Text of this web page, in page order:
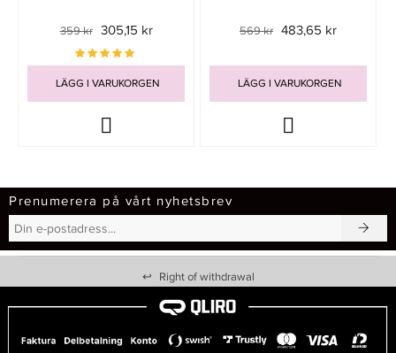
359 kr 305,15 kr
LÄGG I VARUKORGEN
569 kr 483,65 kr
LÄGG I VARUKORGEN
Prenumerera på vårt nyhetsbrev
↩ Right of withdrawal